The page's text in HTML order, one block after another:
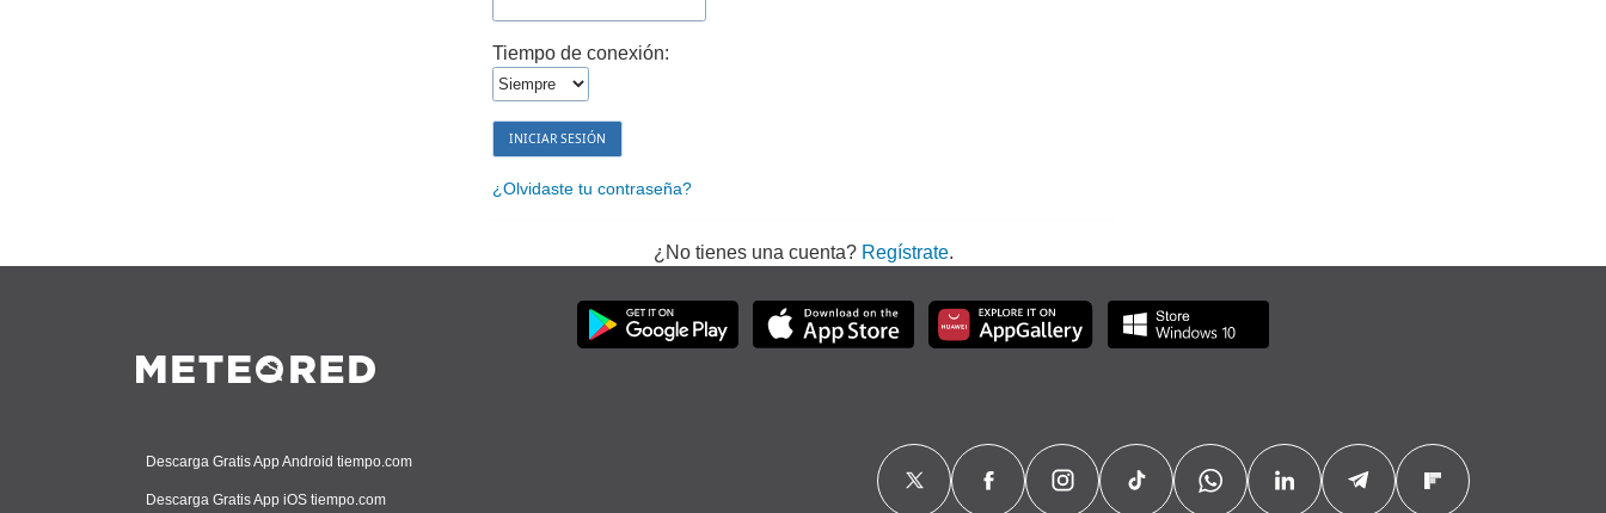
Tiempo de conexión:
¿Olvidaste tu contraseña?
¿No tienes una cuenta? Regístrate.
Descarga Gratis App Android tiempo.com
Descarga Gratis App iOS tiempo.com